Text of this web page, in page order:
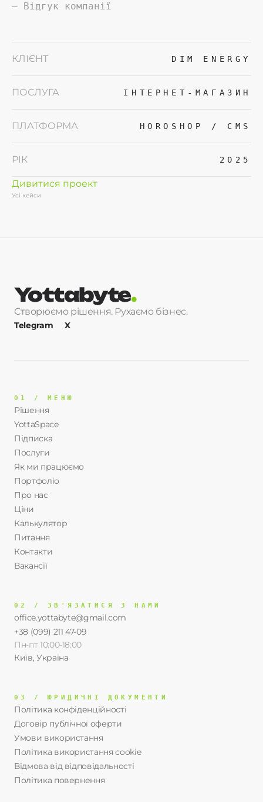
КЛІЄНТ DIM ENERGY
ПОСЛУГА ІНТЕРНЕТ-МАГАЗИН
ПЛАТФОРМА HOROSHOP / CMS
РІК 2025
Дивитися проект
Усі кейси
— Відгук компанії
Yottabyte.
Створюємо рішення. Рухаємо бізнес.
Telegram X
01 / МЕНЮ
Рішення
YottaSpace
Підписка
Послуги
Як ми працюємо
Портфоліо
Про нас
Ціни
Калькулятор
Питання
Контакти
Вакансії
02 / ЗВ'ЯЗАТИСЯ З НАМИ
office.yottabyte@gmail.com
+38 (099) 211 47-09
Пн-пт 10:00-18:00
Київ, Україна
03 / ЮРИДИЧНІ ДОКУМЕНТИ
Політика конфіденційності
Договір публічної оферти
Умови використання
Політика використання cookie
Відмова від відповідальності
Політика повернення